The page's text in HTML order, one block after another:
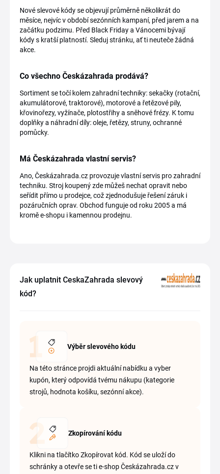
Nové slevové kódy se objevují průměrně několikrát do
měsíce, nejvíc v období sezónních kampaní, před jarem a na
začátku podzimu. Před Black Friday a Vánocemi bývají
kódy s kratší platností. Sleduj stránku, ať ti neuteče žádná
akce.
Co všechno Českázahrada prodává?
Sortiment se točí kolem zahradní techniky: sekačky (rotační,
akumulátorové, traktorové), motorové a řetězové pily,
křovinořezy, vyžínače, plotostřihy a sněhové frézy. K tomu
doplňky a náhradní díly: oleje, řetězy, struny, ochranné
pomůcky.
Má Českázahrada vlastní servis?
Ano, Českázahrada.cz provozuje vlastní servis pro zahradní
techniku. Stroj koupený zde můžeš nechat opravit nebo
seřídit přímo u prodejce, což zjednodušuje řešení záruk i
pozáručních oprav. Obchod funguje od roku 2005 a má
kromě e-shopu i kamennou prodejnu.
Jak uplatnit CeskaZahrada slevový
kód?
Výběr slevového kódu
Na této stránce projdi aktuální nabídku a vyber
kupón, který odpovídá tvému nákupu (kategorie
strojů, hodnota košíku, sezónní akce).
Zkopírování kódu
Klikni na tlačítko Zkopírovat kód. Kód se uloží do
schránky a otevře se ti e-shop Českázahrada.cz v